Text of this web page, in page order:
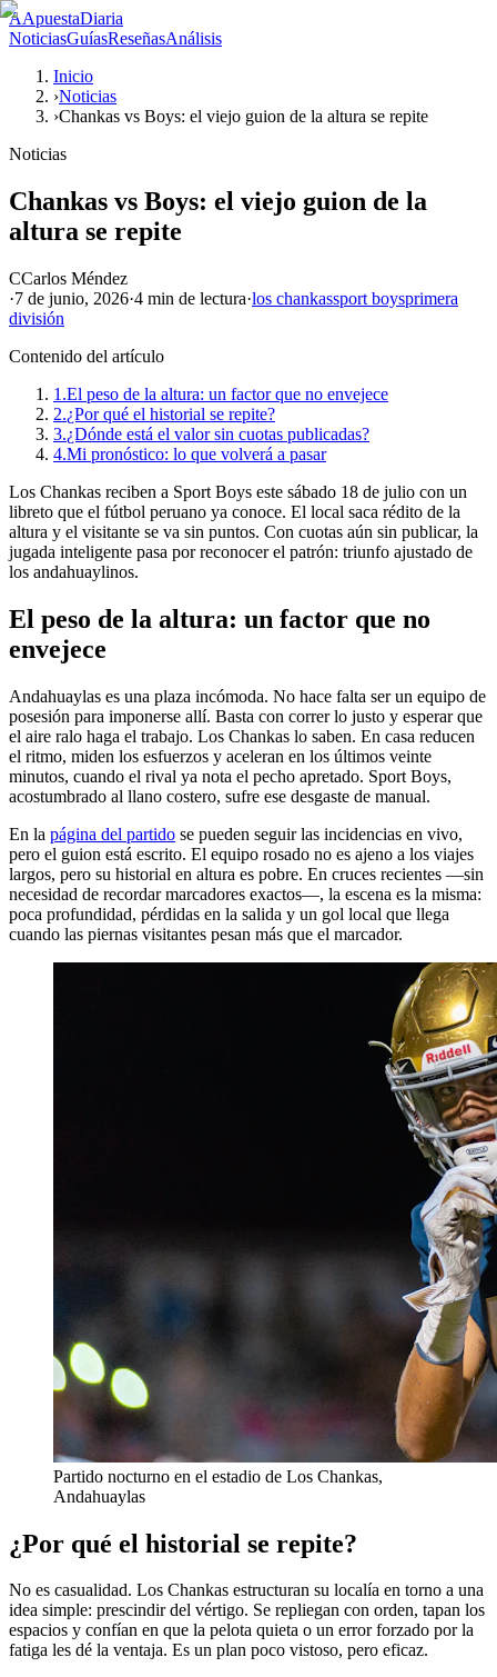
AApuestaDiaria
NoticiasGuíasReseñasAnálisis
Inicio
›Noticias
›Chankas vs Boys: el viejo guion de la altura se repite
Noticias
Chankas vs Boys: el viejo guion de la
altura se repite
CCarlos Méndez
·7 de junio, 2026·4 min de lectura·los chankassport boysprimera
división
Contenido del artículo
1.El peso de la altura: un factor que no envejece
2.¿Por qué el historial se repite?
3.¿Dónde está el valor sin cuotas publicadas?
4.Mi pronóstico: lo que volverá a pasar
Los Chankas reciben a Sport Boys este sábado 18 de julio con un
libreto que el fútbol peruano ya conoce. El local saca rédito de la
altura y el visitante se va sin puntos. Con cuotas aún sin publicar, la
jugada inteligente pasa por reconocer el patrón: triunfo ajustado de
los andahuaylinos.
El peso de la altura: un factor que no
envejece
Andahuaylas es una plaza incómoda. No hace falta ser un equipo de
posesión para imponerse allí. Basta con correr lo justo y esperar que
el aire ralo haga el trabajo. Los Chankas lo saben. En casa reducen
el ritmo, miden los esfuerzos y aceleran en los últimos veinte
minutos, cuando el rival ya nota el pecho apretado. Sport Boys,
acostumbrado al llano costero, sufre ese desgaste de manual.
En la página del partido se pueden seguir las incidencias en vivo,
pero el guion está escrito. El equipo rosado no es ajeno a los viajes
largos, pero su historial en altura es pobre. En cruces recientes —sin
necesidad de recordar marcadores exactos—, la escena es la misma:
poca profundidad, pérdidas en la salida y un gol local que llega
cuando las piernas visitantes pesan más que el marcador.
Partido nocturno en el estadio de Los Chankas,
Andahuaylas
¿Por qué el historial se repite?
No es casualidad. Los Chankas estructuran su localía en torno a una
idea simple: prescindir del vértigo. Se repliegan con orden, tapan los
espacios y confían en que la pelota quieta o un error forzado por la
fatiga les dé la ventaja. Es un plan poco vistoso, pero eficaz.